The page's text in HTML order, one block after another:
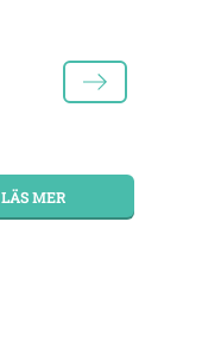
LÄS MER
LÄS MER